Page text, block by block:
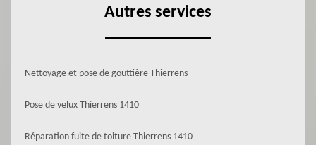
Autres services
Nettoyage et pose de gouttière Thierrens
Pose de velux Thierrens 1410
Réparation fuite de toiture Thierrens 1410